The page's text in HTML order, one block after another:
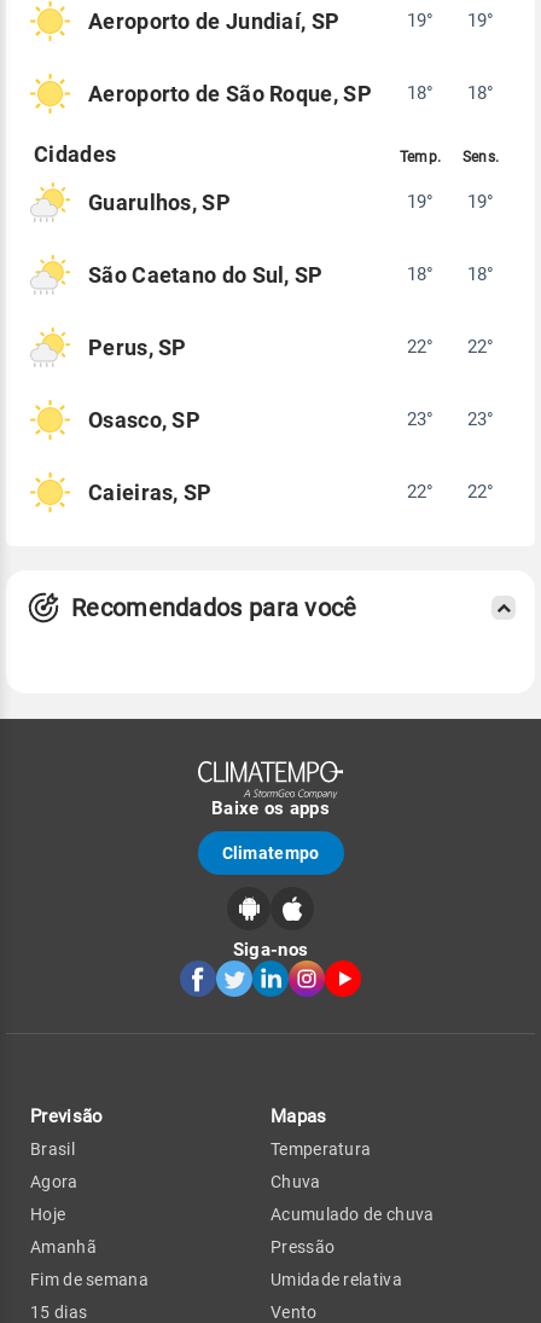
Aeroporto de Jundiaí, SP 19° 19°
Aeroporto de São Roque, SP 18° 18°
Guarulhos, SP 19° 19°
São Caetano do Sul, SP 18° 18°
Perus, SP 22° 22°
Osasco, SP 23° 23°
Caieiras, SP 22° 22°
Recomendados para você
Baixe os apps
Climatempo
Siga-nos
Previsão
Brasil
Agora
Hoje
Amanhã
Fim de semana
15 dias
Mapas
Temperatura
Chuva
Acumulado de chuva
Pressão
Umidade relativa
Vento